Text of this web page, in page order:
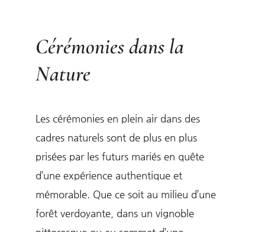
Cérémonies dans la
Nature
Les cérémonies en plein air dans des
cadres naturels sont de plus en plus
prisées par les futurs mariés en quête
d’une expérience authentique et
mémorable. Que ce soit au milieu d’une
forêt verdoyante, dans un vignoble